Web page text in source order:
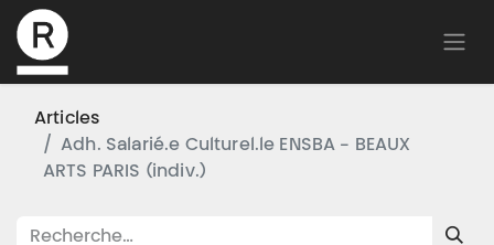
Articles
Adh. Salarié.e Culturel.le ENSBA - BEAUX
ARTS PARIS (indiv.)